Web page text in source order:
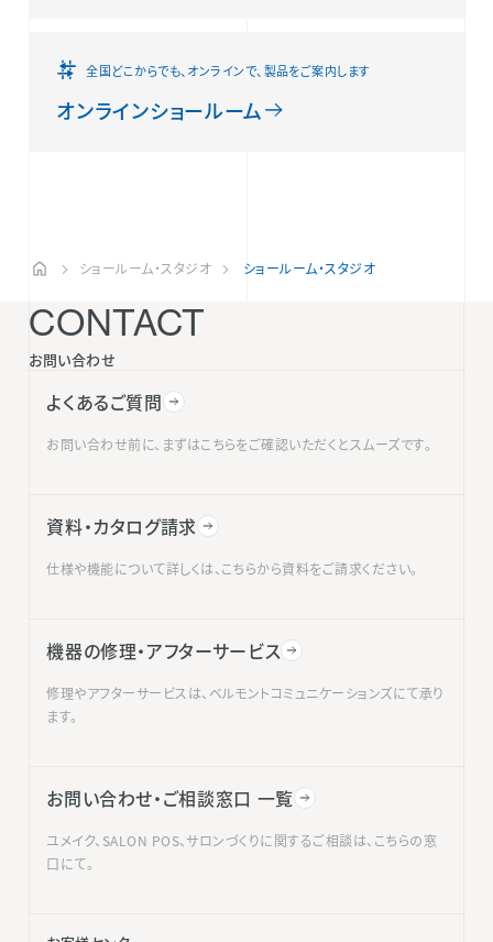
全国どこからでも、オンラインで、製品をご案内します
オンラインショールーム
ショールーム・スタジオ ショールーム・スタジオ
CONTACT
お問い合わせ
よくあるご質問
お問い合わせ前に、まずはこちらをご確認いただくとスムーズです。
資料・カタログ請求
仕様や機能について詳しくは、こちらから資料をご請求ください。
機器の修理・アフターサービス
修理やアフターサービスは、ベルモントコミュニケーションズにて承り
ます。
お問い合わせ・ご相談窓口 一覧
ユメイク、SALON POS、サロンづくりに関するご相談は、こちらの窓
口にて。